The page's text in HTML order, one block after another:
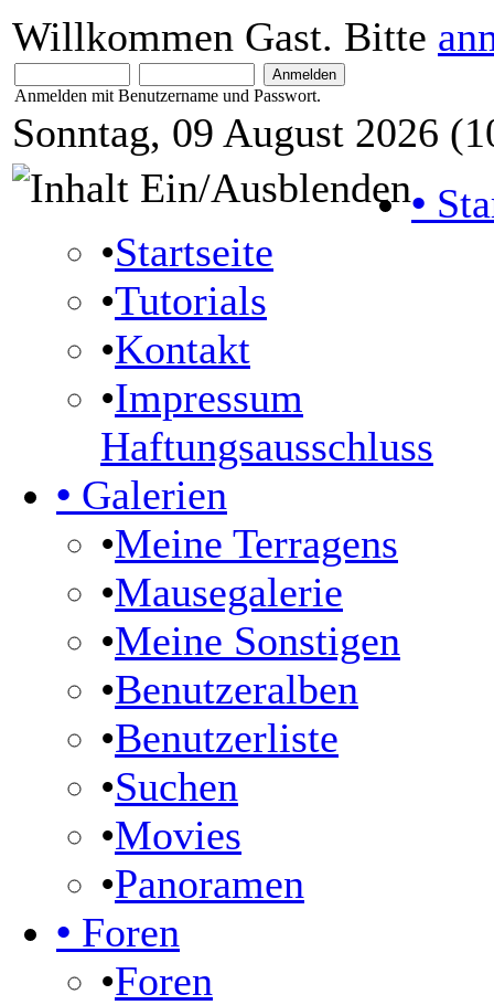
Willkommen Gast. Bitte
Anmelden mit Benutzername und Passwort.
Sonntag, 09 August 2026
•
•Startseite
•Tutorials
•Kontakt
•Impressum
Haftungsausschluss
• Galerien
•Meine Terragens
•Mausegalerie
•Meine Sonstigen
•Benutzeralben
•Benutzerliste
•Suchen
•Movies
•Panoramen
• Foren
•Foren